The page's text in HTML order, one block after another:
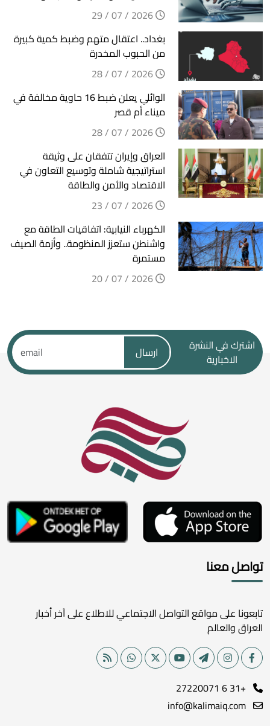
بغداد.. اعتقال متهم وضبط كمية كبيرة
من الحبوب المخدرة
الوائلي يعلن ضبط 16 حاوية مخالفة في
ميناء أم قصر
العراق وإيران تتفقان على وثيقة
استراتيجية شاملة وتوسيع التعاون في
الاقتصاد والأمن والطاقة
الكهرباء النيابية: اتفاقيات الطاقة مع
واشنطن ستعزز المنظومة.. وأزمة الصيف
مستمرة
اشترك في النشرة
الاخبارية
ارسال
تواصل معنا
تابعونا على مواقع التواصل الاجتماعي للاطلاع على آخر أخبار
العراق والعالم
+31 6 27220071
info@kalimaiq.com